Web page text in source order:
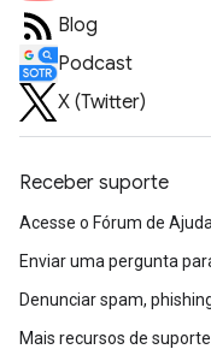
Blog
Podcast
X (Twitter)
Receber suporte
Acesse o Fórum de Ajuda
Enviar uma pergunta
Denunciar spam,
Mais recursos de suporte